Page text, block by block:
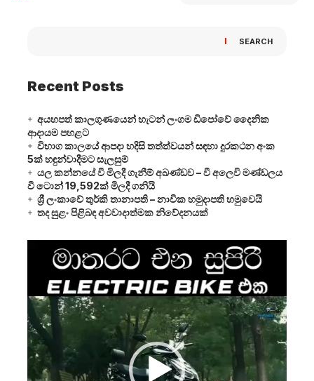
SEARCH
Recent Posts
අයහපත් කාලගුණයෙන් හැටන් ලංගම ඩිපෝවේ දෛනික
ආදායම පහළට
විභාග කාලයේ ආපදා හදිසි තත්ත්වයන් සඳහා දුරකථන අංක
5ක් හඳුන්වාදීමට සැලසුම්
යල කන්නයේ වී මිලදී ගැනීම් අඛණ්ඩව – වී අලෙවි මණ්ඩලය
වී ටොන් 19,592ක් මිලදී ගනියි
ශ්‍රී ලංකාවේ තුර්කි තානාපති – නාවික හමුදාපති හමුවෙයි
තද සුළං පිළිබඳ අවවාදාත්මක නිවේදනයක්
Player